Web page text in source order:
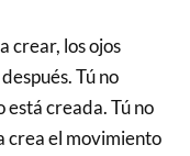
crear, los ojos
Tú no
está creada. Tú no
crea el movimiento